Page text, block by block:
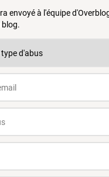
envoyé à l'équipe